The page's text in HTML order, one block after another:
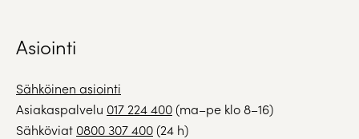
Asiointi
Sähköinen asiointi
Asiakaspalvelu 017 224 400(ma–pe klo 8–16)
Sähköviat 0800 307 400(24 h)